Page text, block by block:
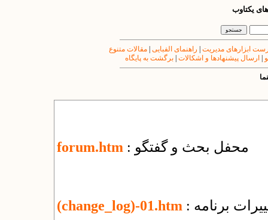
یکتاوب
ابزارهای مدیریت راهنمای الفبایی |مقالات متنوع
ارسال پیشنهادها و اشکالات برگشت به پایگاه
forum.htm : محفل بحث و گفتگو
(change_log)-01.htm برنامه